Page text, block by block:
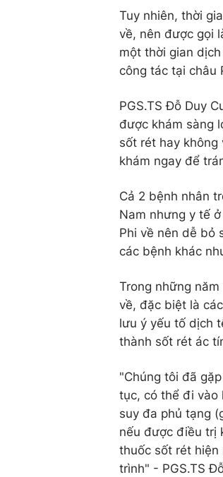
Tuy nhiên, thời
về, nên được gọi
một thời gian
công tác tại châu
PGS.TS Đỗ Duy
được khám sàng
sốt rét hay không
khám ngay để
Cả 2 bệnh nhân
Nam nhưng y tế
Phi về nên dễ bỏ
các bệnh khác
Trong những
về, đặc biệt là
lưu ý yếu tố dịch
thành sốt rét ác
"Chúng tôi đã
tục, có thể đi vào
suy đa phủ tạng
nếu được điều trị
thuốc sốt rét hiện
trình" - PGS.TS